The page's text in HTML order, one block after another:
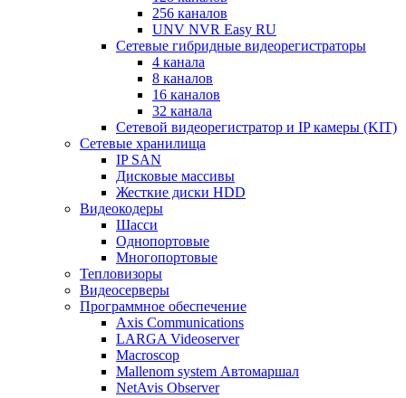
256 каналов
UNV NVR Easy RU
Сетевые гибридные видеорегистраторы
4 канала
8 каналов
16 каналов
32 канала
Сетевой видеорегистратор и IP камеры (KIT)
Сетевые хранилища
IP SAN
Дисковые массивы
Жесткие диски HDD
Видеокодеры
Шасси
Однопортовые
Многопортовые
Тепловизоры
Видеосерверы
Программное обеспечение
Axis Communications
LARGA Videoserver
Macroscop
Mallenom system Автомаршал
NetAvis Observer